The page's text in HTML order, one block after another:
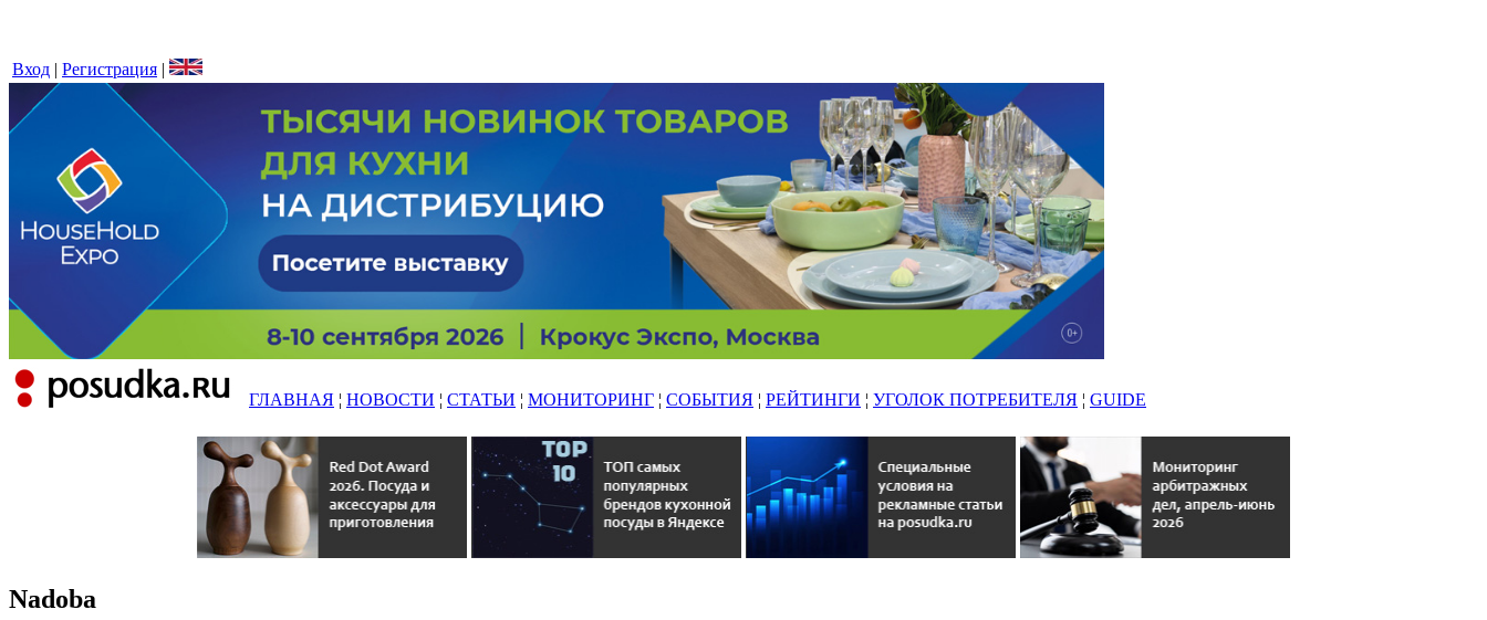
Вход | Регистрация |
ГЛАВНАЯ ¦ НОВОСТИ ¦ СТАТЬИ ¦ МОНИТОРИНГ ¦ СОБЫТИЯ ¦ РЕЙТИНГИ ¦ УГОЛОК ПОТРЕБИТЕЛЯ ¦ GUIDE
Nadoba